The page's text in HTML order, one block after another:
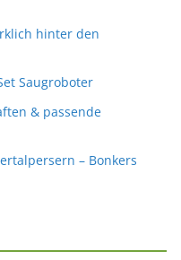
hinter den
Saugroboter
& passende
– Bonkers